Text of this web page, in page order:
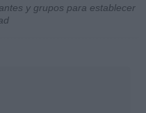
y grupos para establecer